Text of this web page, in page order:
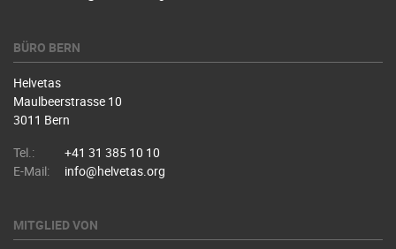
BÜRO BERN
Helvetas
Maulbeerstrasse 10
3011 Bern
Tel.:
+41 31 385 10 10
E-Mail:
info@helvetas.org
MITGLIED VON